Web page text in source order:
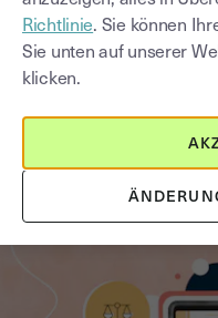
Was ist
erklärt für
Richtlinie. Sie können
Sie unten auf unserer
klicken.